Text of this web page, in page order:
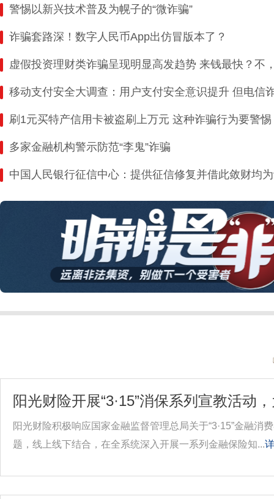
警惕以新兴技术普及为幌子的“微诈骗”
诈骗套路深！数字人民币App出仿冒版本了？
虚假投资理财类诈骗呈现明显高发趋势 来钱最快？不
移动支付安全大调查：用户支付安全意识提升 但电信
刷1元买特产信用卡被盗刷上万元 这种诈骗行为要警惕
多家金融机构警示防范“李鬼”诈骗
中国人民银行征信中心：提供征信修复并借此敛财均
阳光财险开展“3·15”消保系列宣教活动
阳光财险积极响应国家金融监督管理总局关于“3·15”金融消
题，线上线下结合，在全系统深入开展一系列金融保险知...